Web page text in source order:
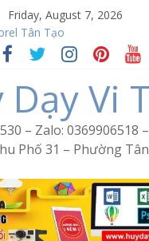
Friday, August 7, 2026
Tân Tạo
tạo USB Boot bằng Ventoy
học Photoshop tại Tân Tạo
Bình Trị Đông – Vi tính văn
Bình Trị Đông – Tin học văn
Dạy Vi
– Zalo: 0369906518
Phố 31 – Phường